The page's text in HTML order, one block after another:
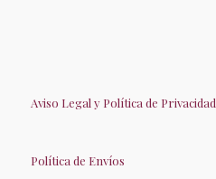
Aviso Legal y Política de Privacidad
Política de Envíos